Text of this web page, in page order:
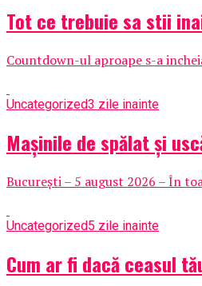
Tot ce trebuie sa stii
Countdown-ul aproape s-a
Uncategorized3 zile inainte
Mașinile de spălat și
București – 5 august 2026 – În
Uncategorized5 zile inainte
Cum ar fi dacă ceasul